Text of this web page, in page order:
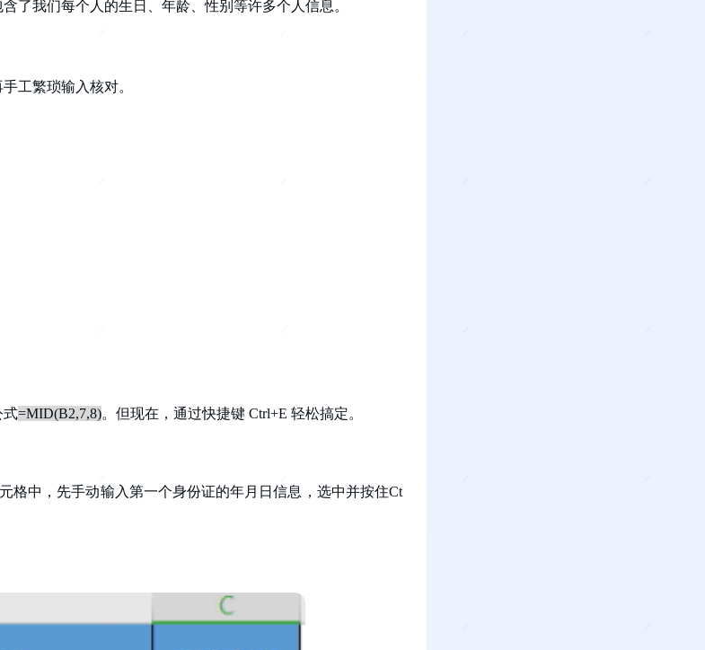
了我们每个人的生日、年龄、性别等许多个人信息。
工繁琐输入核对。
式=MID(B2,7,8)。但现在，通过快捷键 Ctrl+E 轻松搞定。
格中，先手动输入第一个身份证的年月日信息，选中并按住Ct